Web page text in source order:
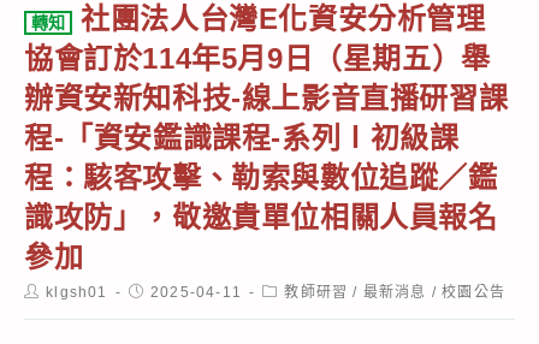
轉知
社團法人台灣E化資安分析管理
協會訂於114年5月9日（星期五）舉
辦資安新知科技-線上影音直播研習課
程-「資安鑑識課程-系列Ⅰ初級課
程：駭客攻擊、勒索與數位追蹤／鑑
識攻防」，敬邀貴單位相關人員報名
參加
Postklgsh01
Post2025-04-11
Post教師研習 / 最新消息 / 校園公告